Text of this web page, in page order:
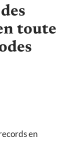
toute
en